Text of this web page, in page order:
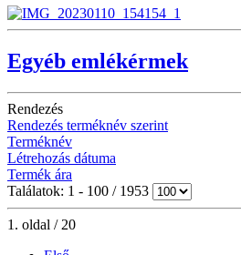
Egyéb emlékérmek
Rendezés
Rendezés terméknév szerint
Terméknév
Létrehozás dátuma
Termék ára
Találatok: 1 - 100 / 1953
1. oldal / 20